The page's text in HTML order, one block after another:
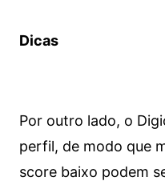
Dicas
Por outro lado, o
perfil, de modo que
score baixo podem